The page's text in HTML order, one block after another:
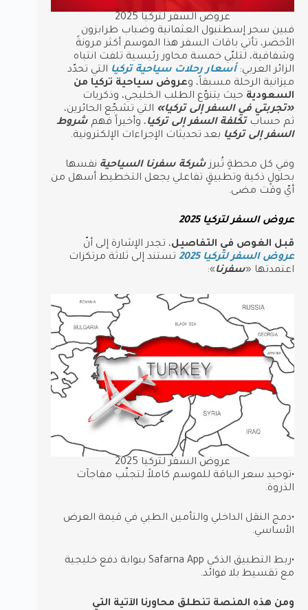
عروض السفر لتركيا 2025
فبين سحر إسطنبول العثمانية وضباب طرابزون
الأخضر، تأتي باقات السفر هذا الموسم أكثر مرونةً
وشفافية، لتلبّي خمسة محاور رئيسية تلفت انتباه
الزائر العربي: أسعار رحلات سياحية تركيا التي تحدّد
ميزانية الرحلة مسبقاً، وعروض سياحية تركيا من
السعودية حيث يتنوّع الطلب الخليجي، وذكريات
«تجربتي في السفر إلى تركيا» التي تشجّع الحائرين،
ثم حساب تكلفة السفر إلى تركيا، وأخيراً فهم شروط
السفر إلى تركيا بعد تحديثات الإجراءات الإلكترونية.
وفي كل محطةٍ تُبرزشركة سفرنا السياحية نفسها
بحلولٍ ذكية وتطبيقٍ تفاعلي يجعل التخطيط أسهل من
أيّ وقت مضى.
عروض السفر لتركيا 2025
قبل الغوص في التفاصيل، تجدر الإشارة إلى أنّ
عروض السفر لتركيا 2025
تستند إلى ثلاثة مرتكزات
اعتمدتها «سفرنا»:
عروض السفر لتركيا 2025
•توحيد سعر الباقة للموسم كاملاً لتجنّب مفاجآت
الذروة.
•دمج النقل الداخلي والتأمين الطبي في قيمة العرض
الأساسي.
•ربط التطبيق الذكي Safarna App ببوابة دفع خليجية
مع تقسيط بلا فوائد.
ومن هذه المنصة تنطلق محاورنا الآتية التي